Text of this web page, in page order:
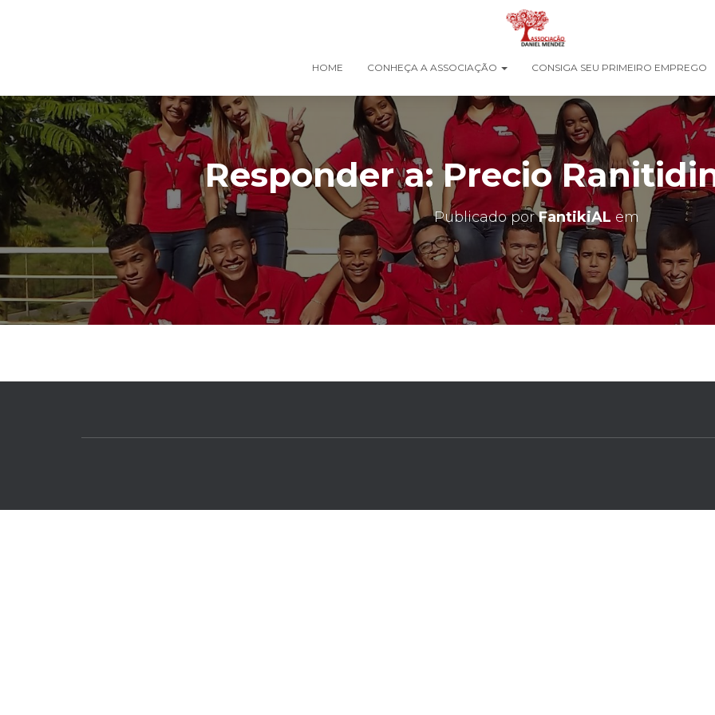
HOME CONHEÇA A ASSOCIAÇÃO CONSIGA SEU PRIMEIRO EMPREGO
Responder a: Precio
Publicado porFantikiAL em